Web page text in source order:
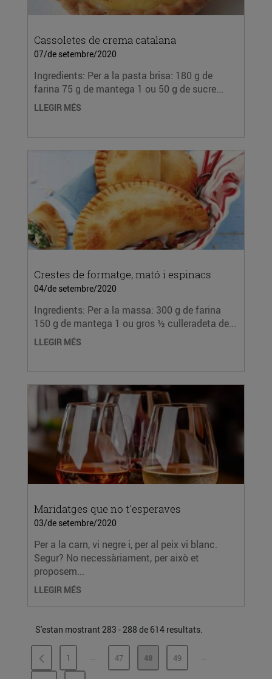
Cassoletes de crema catalana
07/de setembre/2020
Ingredients: Per a la pasta brisa: 180 g de
farina 75 g de mantega 1 ou 50 g de sucre...
LLEGIR MÉS
Crestes de formatge, mató i espinacs
04/de setembre/2020
Ingredients: Per a la massa: 300 g de farina
150 g de mantega 1 ou gros ½ culleradeta de...
LLEGIR MÉS
Maridatges que no t'esperaves
03/de setembre/2020
Per a la carn, vi negre i, per al peix vi blanc.
Segur? No necessàriament, per això et
proposem...
LLEGIR MÉS
S'estan mostrant 283 - 288 de 614 resultats.
PÀGINA
1 ...PÀGINES INTERMÈDIES
PÀGINA
47 PÀGINA
48 PÀGINA
49 ...PÀGINES